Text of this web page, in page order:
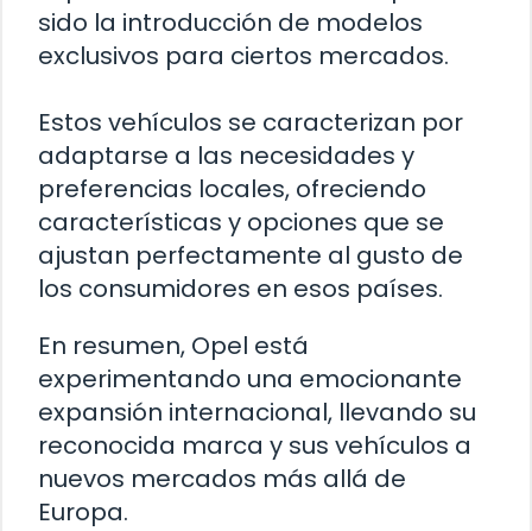
sido la introducción de modelos
exclusivos para ciertos mercados.
Estos vehículos se caracterizan por
adaptarse a las necesidades y
preferencias locales, ofreciendo
características y opciones que se
ajustan perfectamente al gusto de
los consumidores en esos países.
En resumen, Opel está
experimentando una emocionante
expansión internacional, llevando su
reconocida marca y sus vehículos a
nuevos mercados más allá de
Europa.